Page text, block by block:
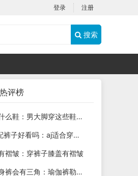
登录 注册
搜索
评榜
大脚男生应该穿什么鞋：男大脚穿这些鞋好看
aj的鞋子怎么搭配裤子好看吗：aj适合穿的裤子
褶皱：穿裤子膝盖有褶皱
为什么女性穿紧身裤会有三角：瑜伽裤勒出唇印